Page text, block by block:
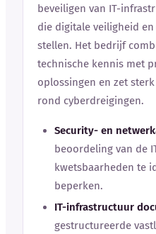
beveiligen van IT-
die digitale veiligheid
stellen. Het bedrijf
technische kennis met
oplossingen en zet
rond cyberdreigingen.
Security- en
beoordeling van de
kwetsbaarheden te
beperken.
IT-infrastructuur
gestructureerde